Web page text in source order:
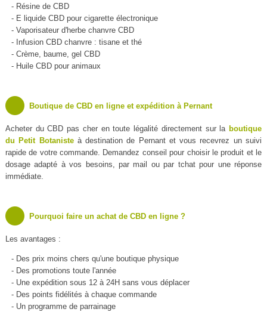
- Résine de CBD
- E liquide CBD pour cigarette électronique
- Vaporisateur d'herbe chanvre CBD
- Infusion CBD chanvre : tisane et thé
- Crème, baume, gel CBD
- Huile CBD pour animaux
Boutique de CBD en ligne et expédition à Pernant
Acheter du CBD pas cher en toute légalité directement sur la boutique
du Petit Botanisteà destination de Pernant et vous recevrez un suivi
rapide de votre commande. Demandez conseil pour choisir le produit et le
dosage adapté à vos besoins, par mail ou par tchat pour une réponse
immédiate.
Pourquoi faire un achat de CBD en ligne ?
Les avantages :
- Des prix moins chers qu'une boutique physique
- Des promotions toute l'année
- Une expédition sous 12 à 24H sans vous déplacer
- Des points fidélités à chaque commande
- Un programme de parrainage